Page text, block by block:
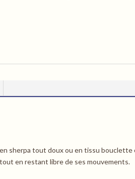
sherpa tout doux ou en tissu
en restant libre de ses mouvements.